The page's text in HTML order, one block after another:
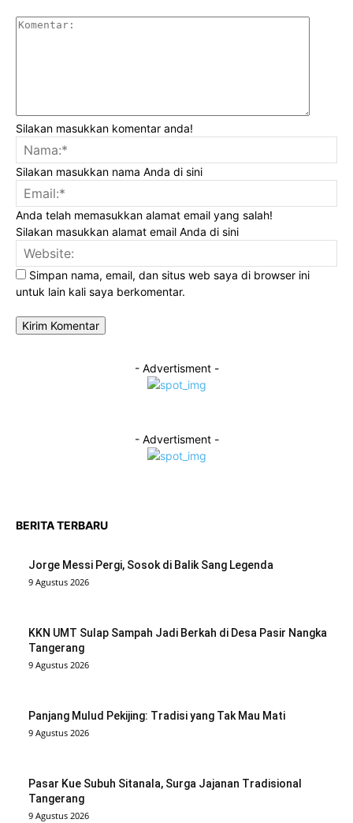
Silakan masukkan komentar anda!
Silakan masukkan nama Anda di sini
Anda telah memasukkan alamat email yang salah!
Silakan masukkan alamat email Anda di sini
Simpan nama, email, dan situs web saya di browser ini
untuk lain kali saya berkomentar.
- Advertisment -
- Advertisment -
BERITA TERBARU
Jorge Messi Pergi, Sosok di Balik Sang Legenda
9 Agustus 2026
KKN UMT Sulap Sampah Jadi Berkah di Desa Pasir Nangka
Tangerang
9 Agustus 2026
Panjang Mulud Pekijing: Tradisi yang Tak Mau Mati
9 Agustus 2026
Pasar Kue Subuh Sitanala, Surga Jajanan Tradisional
Tangerang
9 Agustus 2026